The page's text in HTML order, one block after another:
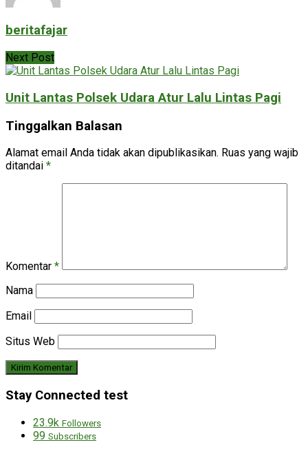
beritafajar
Next Post
Unit Lantas Polsek Udara Atur Lalu Lintas Pagi
Tinggalkan Balasan
Alamat email Anda tidak akan dipublikasikan. Ruas yang wajib
ditandai *
Komentar *
Nama
Email
Situs Web
Stay Connected test
23.9k Followers
99 Subscribers